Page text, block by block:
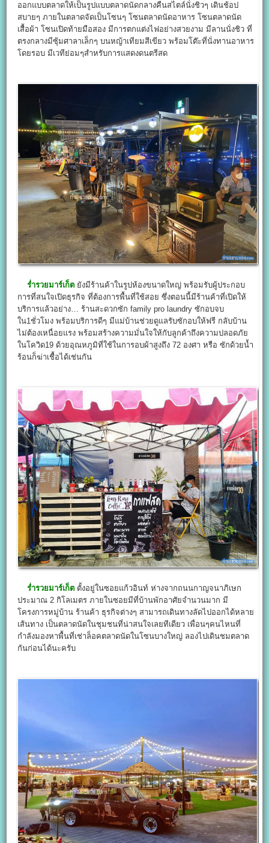
ออกแบบตลาดให้เป็นรูปแบบตลาดนัดกลางคืนสไตล์นั่งชิวๆ เดินช้อป
สบายๆ ภายในตลาดจัดเป็นโซนๆ โซนตลาดนัดอาหาร โซนตลาดนัด
เสื้อผ้า โซนเปิดท้ายมือสอง มีการตกแต่งไฟอย่างสวยงาม มีลานนั่งชิว ที่
ตรงกลางมีซุ้มศาลาเล็กๆ บนหญ้าเทียมสีเขียว พร้อมโต๊ะที่นั่งทานอาหาร
โดยรอบ มีเวทีย่อมๆสำหรับการแสดงดนตรีสด
ร่ำรวยมาร์เก็ต ยังมีร้านค้าในรูปห้องขนาดใหญ่ พร้อมรับผู้ประกอบ
การที่สนใจเปิดธุรกิจ ที่ต้องการพื้นที่ใช้สอย ซึ่งตอนนี้มีร้านค้าที่เปิดให้
บริการแล้วอย่าง… ร้านสะดวกซัก family pro laundry ซักอบจบ
ใน1ชั่วโมง พร้อมบริการดีๆ มีแม่บ้านช่วยดูแลรับซักอบให้ฟรี กลับบ้าน
ไม่ต้องเหนื่อยแรง พร้อมสร้างความมั่นใจให้กับลูกค้าถึงความปลอดภัย
ในโควิด19 ด้วยอุณหภูมิที่ใช้ในการอบผ้าสูงถึง 72 องศา หรือ ซักด้วยน้ำ
ร้อนก็ฆ่าเชื้อได้เช่นกัน
ร่ำรวยมาร์เก็ต ตั้งอยู่ในซอยแก้วอินท์ ห่างจากถนนกาญจนาภิเษก
ประมาณ 2 กิโลเมตร ภายในซอยมีที่บ้านพักอาศัยจำนวนมาก มี
โครงการหมู่บ้าน ร้านค้า ธุรกิจต่างๆ สามารถเดินทางลัดไปออกได้หลาย
เส้นทาง เป็นตลาดนัดในชุมชนที่น่าสนใจเลยทีเดียว เพื่อนๆคนไหนที่
กำลังมองหาพื้นที่เช่าล็อคตลาดนัดในโซนบางใหญ่ ลองไปเดินชมตลาด
กันก่อนได้นะครับ